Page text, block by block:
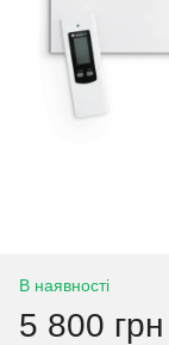
В наявності
5 800 грн